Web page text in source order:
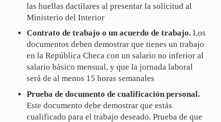
las huellas dactilares al presentar la solicitud al
Ministerio del Interior
Contrato de trabajo o un acuerdo de trabajo. Los
documentos deben demostrar que tienes un trabajo
en la República Checa con un salario no inferior al
salario básico mensual, y que la jornada laboral
será de al menos 15 horas semanales
Prueba de documento de cualificación personal.
Este documento debe demostrar que estás
cualificado para el trabajo deseado. Prueba de que